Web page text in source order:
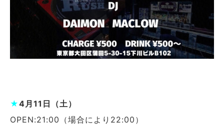
★4月11日（土）
OPEN:21:00（場合により22:00）